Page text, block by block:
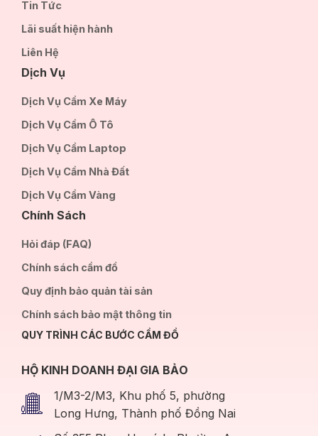
Tin Tức
Lãi suất hiện hành
Liên Hệ
Dịch Vụ
Dịch Vụ Cầm Xe Máy
Dịch Vụ Cầm Ô Tô
Dịch Vụ Cầm Laptop
Dịch Vụ Cầm Nhà Đất
Dịch Vụ Cầm Vàng
Chính Sách
Hỏi đáp (FAQ)
Chính sách cầm đồ
Quy định bảo quản tài sản
Chính sách bảo mật thông tin
QUY TRÌNH CÁC BƯỚC CẦM ĐỒ
HỘ KINH DOANH ĐẠI GIA BẢO
1/M3-2/M3, Khu phố 5, phường
Long Hưng, Thành phố Đồng Nai